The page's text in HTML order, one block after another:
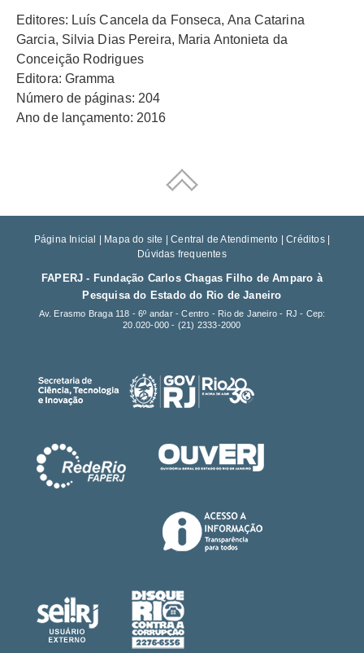
Editores: Luís Cancela da Fonseca, Ana Catarina
Garcia, Silvia Dias Pereira, Maria Antonieta da
Conceição Rodrigues
Editora: Gramma
Número de páginas: 204
Ano de lançamento: 2016
Página Inicial Mapa do site |Central de Atendimento |Créditos|
Dúvidas frequentes
FAPERJ - Fundação Carlos Chagas Filho de Amparo à
Pesquisa do Estado do Rio de Janeiro
Av. Erasmo Braga 118 - 6º andar - Centro - Rio de Janeiro - RJ - Cep:
20.020-000 - (21) 2333-2000